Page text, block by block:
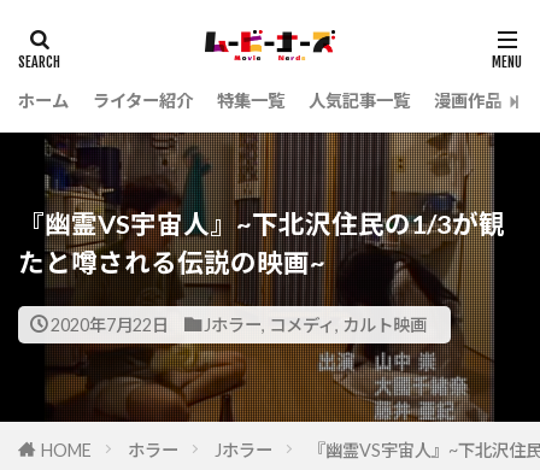
ホーム ライター紹介 特集一覧 人気記事一覧 漫画作品
『幽霊VS宇宙人』~下北沢住民の1/3が観
たと噂される伝説の映画~
2020年7月22日 Jホラー, コメディ, カルト映画
HOME ホラー Jホラー 『幽霊VS宇宙人』~下北沢